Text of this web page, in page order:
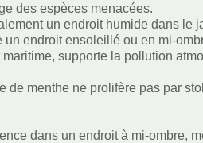
des espèces menacées.
un endroit humide dans le
un endroit ensoleillé ou en mi-
supporte la pollution
de menthe ne prolifère pas par
dans un endroit à mi-ombre,